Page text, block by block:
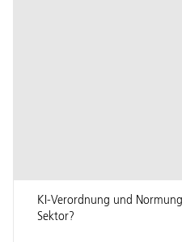
KI-Verordnung und
Sektor?